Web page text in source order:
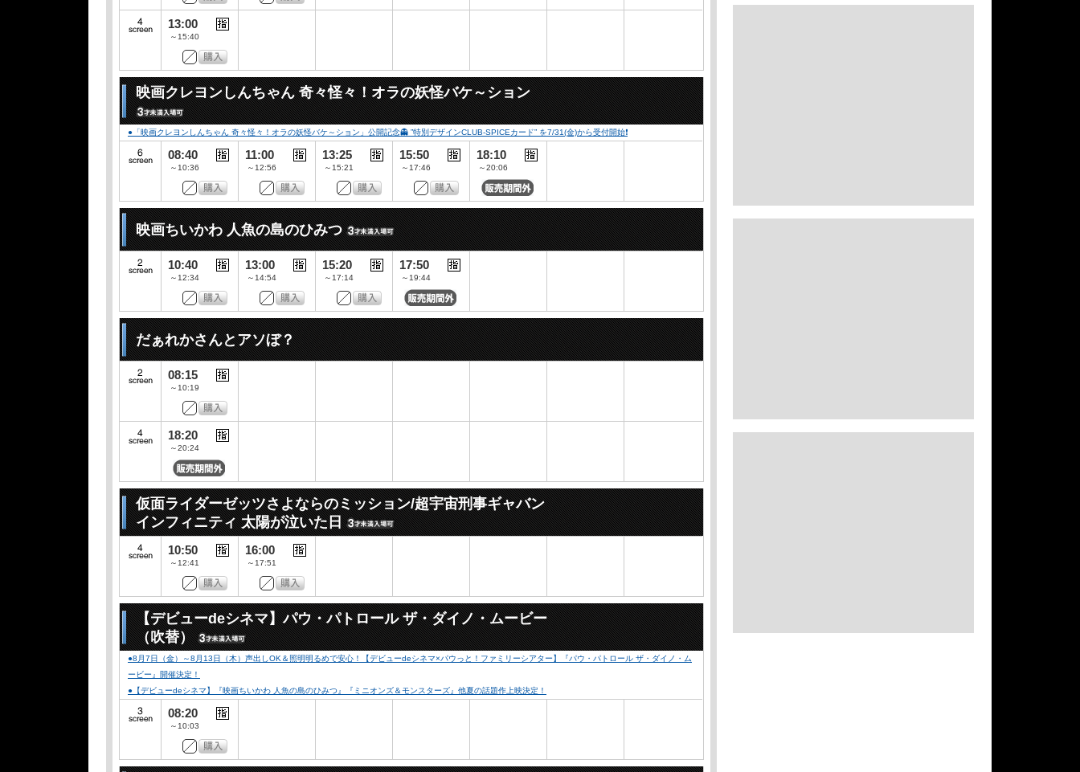
13:00
～15:40
映画クレヨンしんちゃん 奇々怪々！オラの妖怪バケ～ション
●「映画クレヨンしんちゃん 奇々怪々！オラの妖怪バケ～ション」公開記念👻 ”特別デザインCLUB-SPICEカード” を7/31(金)から受付開始❗️
08:40
～10:36
11:00
～12:56
13:25
～15:21
15:50
～17:46
18:10
～20:06
映画ちいかわ 人魚の島のひみつ
10:40
～12:34
13:00
～14:54
15:20
～17:14
17:50
～19:44
だぁれかさんとアソぼ？
08:15
～10:19
18:20
～20:24
仮面ライダーゼッツさよならのミッション/超宇宙刑事ギャバン
インフィニティ 太陽が泣いた日
10:50
～12:41
16:00
～17:51
【デビューdeシネマ】パウ・パトロール ザ・ダイノ・ムービー
（吹替）
●8月7日（金）～8月13日（木）声出しOK＆照明明るめで安心！【デビューdeシネマ×パウっと！ファミリーシアター】『パウ・パトロール ザ・ダイノ・ム
ービー』開催決定！
●【デビューdeシネマ】『映画ちいかわ 人魚の島のひみつ』『ミニオンズ＆モンスターズ』他夏の話題作上映決定！
08:20
～10:03